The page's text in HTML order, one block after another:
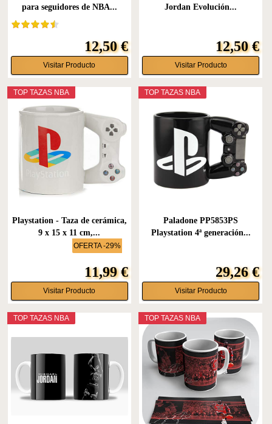
para seguidores de NBA...
12,50 €
Visitar Producto
Jordan Evolución...
12,50 €
Visitar Producto
OFERTA -29%
TOP TAZAS NBA
Playstation - Taza de cerámica,
9 x 15 x 11 cm,...
11,99 €
Visitar Producto
TOP TAZAS NBA
Paladone PP5853PS
Playstation 4ª generación...
29,26 €
Visitar Producto
TOP TAZAS NBA TOP TAZAS NBA